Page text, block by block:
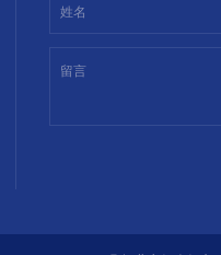
姓名
留言